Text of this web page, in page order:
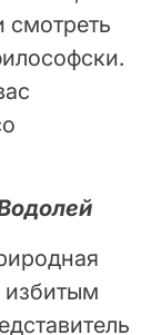
смотреть
избитым